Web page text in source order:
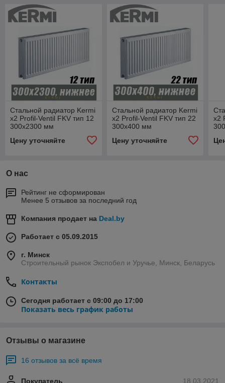
Стальной радиатор Kermi
x2 Profil-Ventil FKV тип 12
300x2300 мм
Цену уточняйте
Стальной радиатор Kermi
x2 Profil-Ventil FKV тип 22
300x400 мм
Цену уточняйте
x2
О нас
Рейтинг не сформирован
Менее 5 отзывов за последний год
Компания продает на Deal.by
Работает с 05.09.2015
г. Минск
Строительный рынок Экспобел и Уручье, Минск, Беларусь
Контакты
Сегодня работает с 09:00 до 17:00
Показать весь график работы
Отзывы о магазине
16 отзывов за всё время
18.03.2021
Покупатель